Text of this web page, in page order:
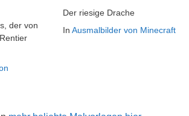
der von
Der riesige Drache
In Ausmalbilder von Minecraft